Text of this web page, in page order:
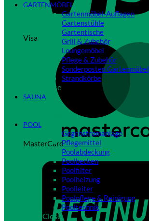
Visa
MasterCard
GARTENMÖBEL
Gartenmöbel-Auflagen
Gartenstühle
Gartentische
Grill & Zubehör
Loungemöbel
Pflege & Zubehör
Sonderposten Gartenmöbel
Strandkörbe
Close
SAUNA
POOL
Gegenstromanlage
Pflegemittel
Poolabdeckung
Poolbecken
Poolfilter
Poolheizung
Poolleiter
Poolpflege & Reinigung
Pooltechnik
Close